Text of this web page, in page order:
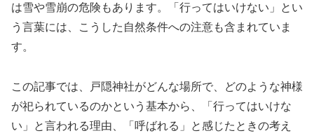
は雪や雪崩の危険もあります。「行ってはいけない」とい
う言葉には、こうした自然条件への注意も含まれていま
す。
この記事では、戸隠神社がどんな場所で、どのような神様
が祀られているのかという基本から、「行ってはいけな
い」と言われる理由、「呼ばれる」と感じたときの考え